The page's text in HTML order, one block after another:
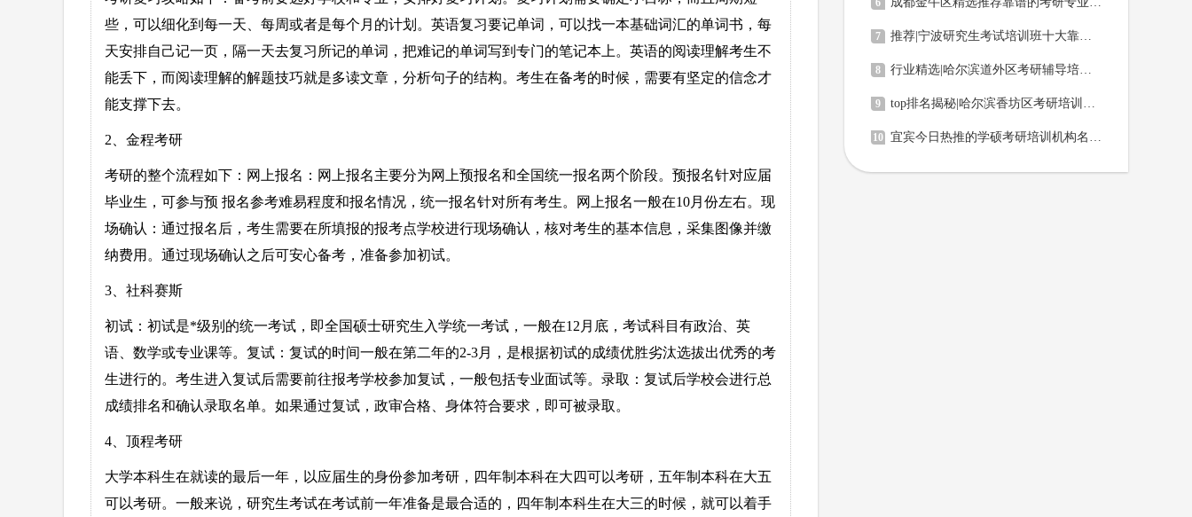
些，可以细化到每一天、每周或者是每个月的计划。英语复习要记单词，可以找一本基础词汇的单词书，每
天安排自己记一页，隔一天去复习所记的单词，把难记的单词写到专门的笔记本上。英语的阅读理解考生不
能丢下，而阅读理解的解题技巧就是多读文章，分析句子的结构。考生在备考的时候，需要有坚定的信念才
能支撑下去。
2、金程考研
考研的整个流程如下：网上报名：网上报名主要分为网上预报名和全国统一报名两个阶段。预报名针对应届
毕业生，可参与预 报名参考难易程度和报名情况，统一报名针对所有考生。网上报名一般在10月份左右。现
场确认：通过报名后，考生需要在所填报的报考点学校进行现场确认，核对考生的基本信息，采集图像并缴
纳费用。通过现场确认之后可安心备考，准备参加初试。
3、社科赛斯
初试：初试是*级别的统一考试，即全国硕士研究生入学统一考试，一般在12月底，考试科目有政治、英
语、数学或专业课等。复试：复试的时间一般在第二年的2-3月，是根据初试的成绩优胜劣汰选拔出优秀的考
生进行的。考生进入复试后需要前往报考学校参加复试，一般包括专业面试等。录取：复试后学校会进行总
成绩排名和确认录取名单。如果通过复试，政审合格、身体符合要求，即可被录取。
4、顶程考研
大学本科生在就读的最后一年，以应届生的身份参加考研，四年制本科在大四可以考研，五年制本科在大五
可以考研。一般来说，研究生考试在考试前一年准备是最合适的，四年制本科生在大三的时候，就可以着手
6
7 推荐|宁波研究生考试培训班十大靠谱机构排名
8 行业精选|哈尔滨道外区考研辅导培训机构排名榜
9 top排名揭秘|哈尔滨香坊区考研培训前十排名机构推荐
10 宜宾今日热推的学硕考研培训机构名单排名汇总